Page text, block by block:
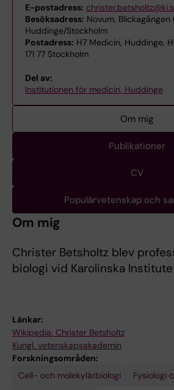
E-postadress:
Besöksadress: Novum, Blickagången
Huddinge/Stockholm
Postadress: H7 Medicin, Huddinge,
171 77 Stockholm
Del av:
Institutionen för medicin, Huddinge
Om mig
Publikationer
CV
Populärvetenskap och
Om mig
Christer Betsholtz blev
biologi vid Karolinska
Länkar:
Wikipedia: Christer Betsholtz
Kungl. vetenskapsakademin
Forskningsområden:
Cell- och molekylärbiologi
Fysiologi